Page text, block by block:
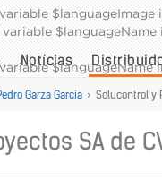
$languageImage
$languageName
$languageName
Notícias
Garza Garcia > Solucontrol y
SA de